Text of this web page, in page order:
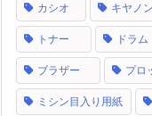
カシオ キヤノン
トナー ドラム
ブラザー プロ
ミシン目入り用紙